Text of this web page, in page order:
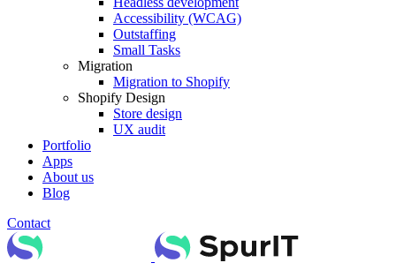
Accessibility (WCAG)
Outstaffing
Small Tasks
Migration
Migration to Shopify
Shopify Design
Store design
UX audit
Portfolio
Apps
About us
Blog
Contact